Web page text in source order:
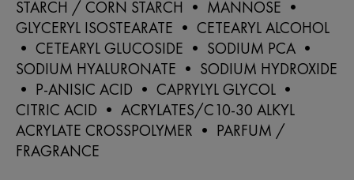
STARCH / CORN STARCH • MANNOSE •
GLYCERYL ISOSTEARATE • CETEARYL ALCOHOL
• CETEARYL GLUCOSIDE • SODIUM PCA •
SODIUM HYALURONATE • SODIUM HYDROXIDE
• P-ANISIC ACID • CAPRYLYL GLYCOL •
CITRIC ACID • ACRYLATES/C10-30 ALKYL
ACRYLATE CROSSPOLYMER • PARFUM /
FRAGRANCE